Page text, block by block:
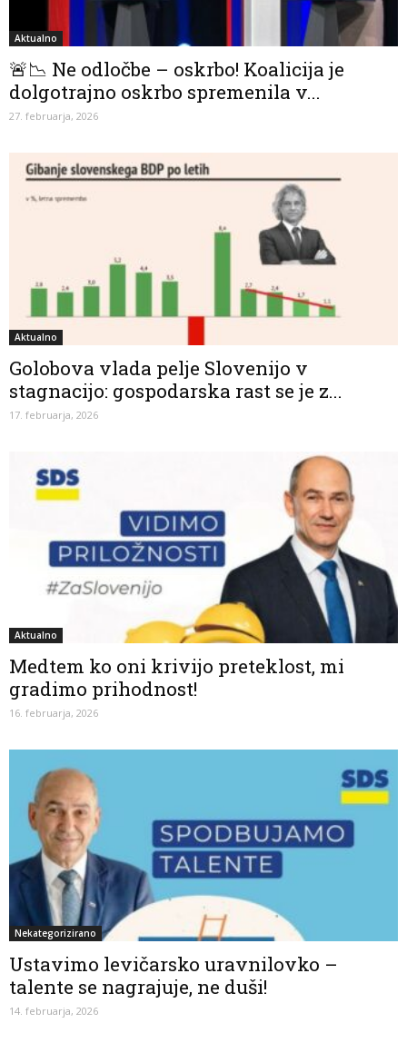
Aktualno
🚨📉 Ne odločbe – oskrbo! Koalicija je
dolgotrajno oskrbo spremenila v...
27. februarja, 2026
Aktualno
Golobova vlada pelje Slovenijo v
stagnacijo: gospodarska rast se je z...
17. februarja, 2026
Aktualno
Medtem ko oni krivijo preteklost, mi
gradimo prihodnost!
16. februarja, 2026
Nekategorizirano
Ustavimo levičarsko uravnilovko –
talente se nagrajuje, ne duši!
14. februarja, 2026